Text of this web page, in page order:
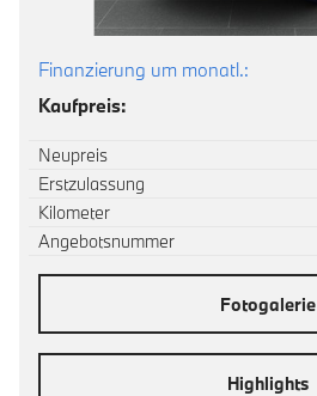
Finanzierung um monatl.:
Kaufpreis:
Neupreis
Erstzulassung
Kilometer
Angebotsnummer
Fotogalerie
Highlights